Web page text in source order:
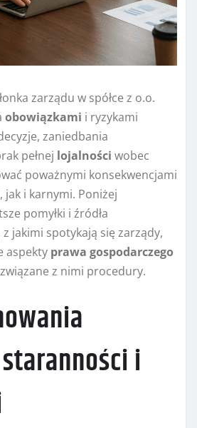
zarządu w spółce z o.o.
obowiązkami i ryzykami
zaniedbania
pełnej lojalności wobec
poważnymi konsekwencjami
i karnymi. Poniżej
pomyłki i źródła
jakimi spotykają się zarządy,
aspekty prawa gospodarczego
z nimi procedury.
i